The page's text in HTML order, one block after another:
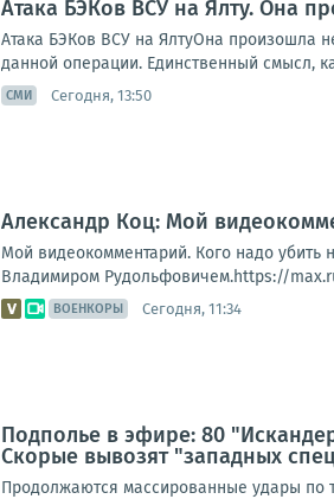
Атака БЭКов ВСУ на Ялту. Она
Атака БЭКов ВСУ на ЯлтуОна произошла
данной операции. Единственный смысл,
СМИ Сегодня, 13:50
Александр Коц: Мой
Мой видеокомментарий. Кого надо убить
Владимиром Рудольфовичем.https://
ВОЕНКОРЫ Сегодня, 11:34
Подполье в эфире: 80
Скорые вывозят "западных
Продолжаются массированные удары по